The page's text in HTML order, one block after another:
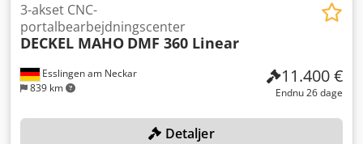
Esslingen am Neckar
839 km
3-akset CNC-
portalbearbejdningscenter
DECKEL MAHO DMF 360 Linear
11.400 €
Endnu 26 dage
Detaljer